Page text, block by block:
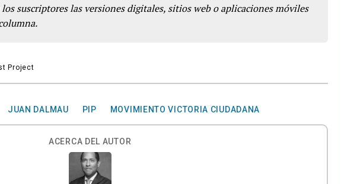
los suscriptores las versiones digitales, sitios web o aplicaciones móviles
JUAN DALMAU PIP MOVIMIENTO VICTORIA CIUDADANA
ACERCA DEL AUTOR